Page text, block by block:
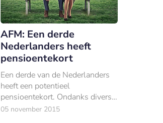
AFM: Een derde
Nederlanders heeft
pensioentekort
Een derde van de Nederlanders
heeft een potentieel
pensioentekort. Ondanks diverse
initiatieven van de sector - zoals
05 november 2015